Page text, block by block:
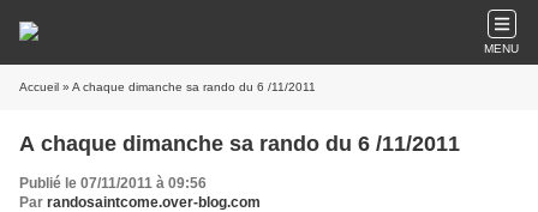
MENU
Accueil » A chaque dimanche sa rando du 6 /11/2011
A chaque dimanche sa rando du 6 /11/2011
Publié le 07/11/2011 à 09:56
Par randosaintcome.over-blog.com